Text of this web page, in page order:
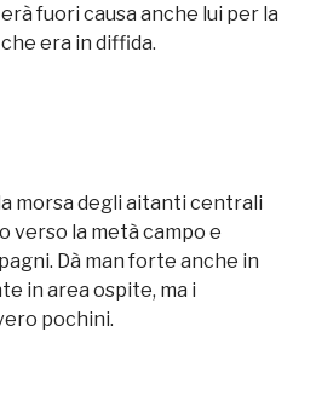
fuori causa anche lui per la
era in diffida.
morsa degli aitanti centrali
verso la metà campo e
Dà man forte anche in
in area ospite, ma i
pochini.